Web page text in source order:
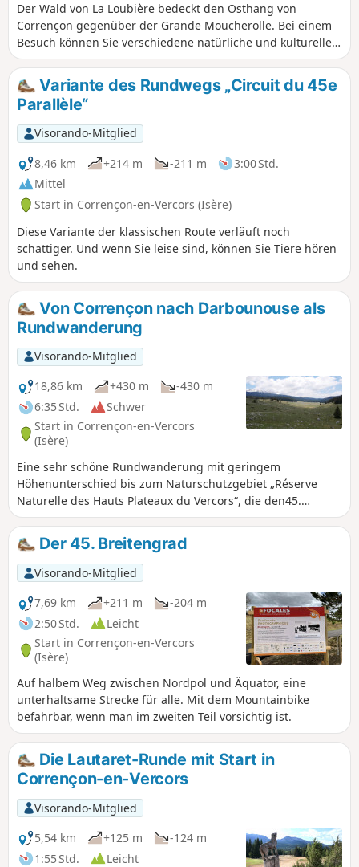
Der Wald von La Loubière bedeckt den Osthang von
Corrençon gegenüber der Grande Moucherolle. Bei einem
Besuch können Sie verschiedene natürliche und kulturelle
Sehenswürdigkeiten entdecken.
Variante des Rundwegs „Circuit du 45e
Parallèle“
Visorando-Mitglied
8,46 km
+214 m -211 m
3:00 Std.
Mittel
Start in Corrençon-en-Vercors (Isère)
Diese Variante der klassischen Route verläuft noch
schattiger. Und wenn Sie leise sind, können Sie Tiere hören
und sehen.
Von Corrençon nach Darbounouse als
Rundwanderung
Visorando-Mitglied
18,86 km
+430 m
-430 m
6:35 Std.
Schwer
Start in Corrençon-en-Vercors
(Isère)
Eine sehr schöne Rundwanderung mit geringem
Höhenunterschied bis zum Naturschutzgebiet „Réserve
Naturelle des Hauts Plateaux du Vercors“, die den45.
Breitengrad in der Drôme überquert und atemberaubende
Landschaften bietet. Diese Route weist keine besonderen
Schwierigkeiten auf und es ist einfach, auf dem Parkplatz
des Golfplatzes zu parken.
Der 45. Breitengrad
Visorando-Mitglied
7,69 km
+211 m
-204 m
2:50 Std.
Leicht
Start in Corrençon-en-Vercors
(Isère)
Auf halbem Weg zwischen Nordpol und Äquator, eine
unterhaltsame Strecke für alle. Mit dem Mountainbike
befahrbar, wenn man im zweiten Teil vorsichtig ist.
Die Lautaret-Runde mit Start in
Corrençon-en-Vercors
Visorando-Mitglied
5,54 km
+125 m
-124 m
1:55 Std.
Leicht